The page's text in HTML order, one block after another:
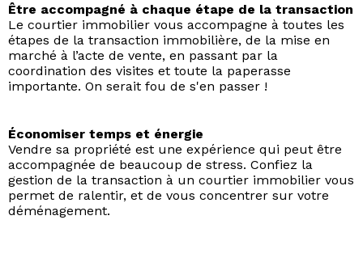
Être accompagné à chaque étape de la transaction
Le courtier immobilier vous accompagne à toutes les
étapes de la transaction immobilière, de la mise en
marché à l’acte de vente, en passant par la
coordination des visites et toute la paperasse
importante. On serait fou de s'en passer !
Économiser temps et énergie
Vendre sa propriété est une expérience qui peut être
accompagnée de beaucoup de stress. Confiez la
gestion de la transaction à un courtier immobilier vous
permet de ralentir, et de vous concentrer sur votre
déménagement.